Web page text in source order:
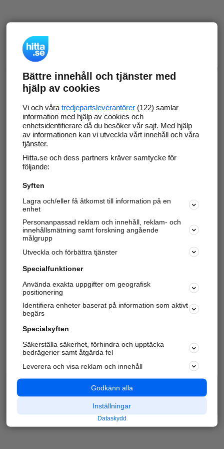
Bättre innehåll och tjänster med
hjälp av cookies
Vi och våra tredjepartsleverantörer(122) samlar
information med hjälp av cookies och
enhetsidentifierare då du besöker vår sajt. Med hjälp
av informationen kan vi utveckla vårt innehåll och våra
tjänster.
Hitta.se och dess partners kräver samtycke för
följande:
Syften
Lagra och/eller få åtkomst till information på en
enhet
Personanpassad reklam och innehåll, reklam- och
innehållsmätning samt forskning angående
målgrupp
Utveckla och förbättra tjänster
Specialfunktioner
Använda exakta uppgifter om geografisk
positionering
Identifiera enheter baserat på information som aktivt
begärs
Specialsyften
Säkerställa säkerhet, förhindra och upptäcka
bedrägerier samt åtgärda fel
Leverera och visa reklam och innehåll
Godkänn alla
Inställningar
Dataskydd